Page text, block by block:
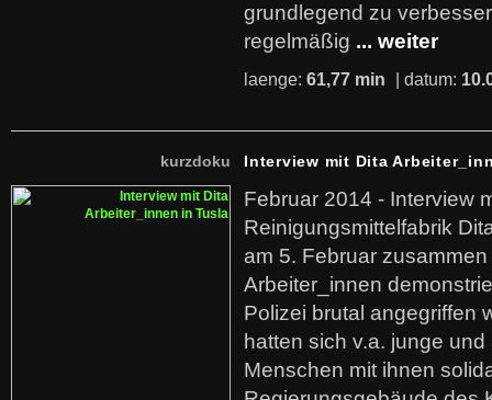
grundlegend zu
regelmäßig ... weiter
laenge: 61,77 min | datum:
kurzdoku Interview mit Dita
Februar 2014 - Interview
Reinigungsmittelfabrik
am 5. Februar
Arbeiter_innen
Polizei brutal angegriffen
hatten sich v.a. junge
Menschen mit ihnen